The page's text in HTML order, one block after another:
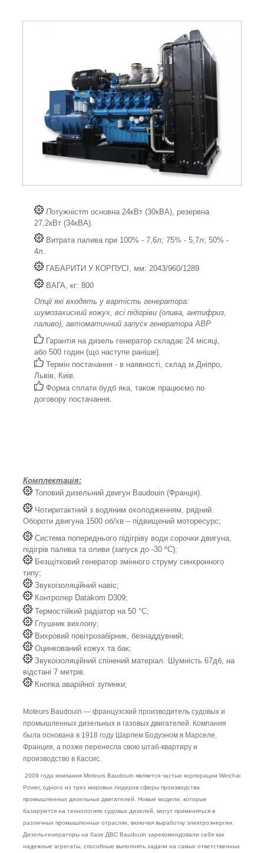
Потужністm основна 24кВт (30кВА), резервна
27,2кВт (34кВА).
Витрата палива при 100% - 7,6л; 75% - 5,7л; 50% -
4л.
ГАБАРИТИ У КОРПУСІ, мм: 2043/960/1289
ВАГА, кг: 800
Опції які входять у вартість генератора:
шумозахисний кожух, всі підігріви (олива, антифриз,
паливо), автоматичний запуск генератора АВР
Гарантія на дизель генератор складає 24 місяці,
або 500 годин (що наступе раніше).
Термін постачання - в наявності, склад м.Дніпро,
Львів, Киів.
Форма сплати будб яка, також працюємо по
договору постачання.
Комплектація:
Топовий дизельний двигун Baudouin (Франція).
Чотиритактний з водяним охолодженням, рядний.
Обороти двигуна 1500 об/хв – підвищений моторесурс;
Система попереднього підігріву води сорочки двигуна,
підігрів палива та оливи (запуск до -30 ºС);
Безщітковий генератор змінного струму синхронного
типу;
Звукоізоляційний навіс;
Контролер Datakom D309;
Термостійкий радіатор на 50 °C;
Глушник вихлопу;
Вихровий повітрозабірник, безнаддувний;
Оцинкований кожух та бак;
Звукоізоляційний спінений матеріал. Шумність 67дб, на
відстані 7 метрів.
Кнопка аварійної зупинки;
Moteurs Baudouin — французский производитель судовых и
промышленных дизельных и газовых двигателей. Компания
была основана в 1918 году Шарлем Бодуэном в Марселе,
Франция, а позже перенесла свою штаб-квартиру и
производство в Кассис.
2009 года компания Moteurs Baudouin является частью корпорации Weichai
Power, одного из трех мировых лидеров сферы производства
промышленных дизельных двигателей. Новые модели, которые
базируются на технологиях судовых дизелей, могут применяться в
различных промышленных отраслях, включая выработку электроэнергии.
Дизель-генераторы на базе ДВС Baudouin зарекомендовали себя как
надежные агрегаты, способные выполнять задачи на самых ответственных